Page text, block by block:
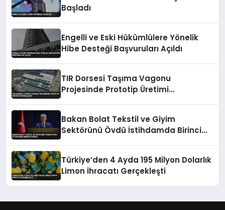
Başladı
Engelli ve Eski Hükümlülere Yönelik
Hibe Desteği Başvuruları Açıldı
TIR Dorsesi Taşıma Vagonu
Projesinde Prototip Üretimi
Bakan Bolat Tekstil ve Giyim
Sektörünü Övdü İstihdamda Birinci
Türkiye’den 4 Ayda 195 Milyon Dolarlık
Limon İhracatı Gerçekleşti